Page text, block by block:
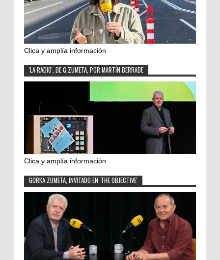
Clica y amplía información
'LA RADIO', DE G.ZUMETA, POR MARTÍN BERRADE
Clica y amplía información
GORKA ZUMETA, INVITADO EN 'THE OBJECTIVE'